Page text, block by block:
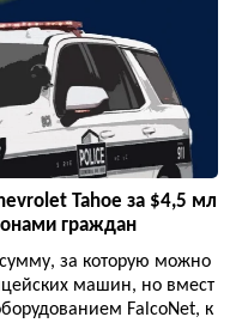
Tahoe за $4,5 мл
граждан
за которую можно
машин, но вмест
FalcoNet, к